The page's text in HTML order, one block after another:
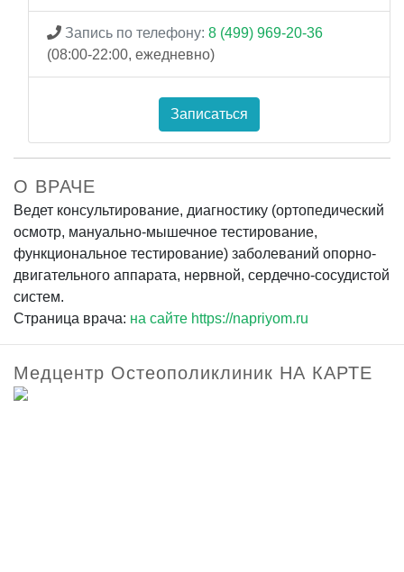
Запись по телефону: 8 (499) 969-20-36
(08:00-22:00, ежедневно)
Записаться
О ВРАЧЕ
Ведет консультирование, диагностику (ортопедический
осмотр, мануально-мышечное тестирование,
функциональное тестирование) заболеваний опорно-
двигательного аппарата, нервной, сердечно-сосудистой
систем.
Страница врача: на сайте https://napriyom.ru
Медцентр Остеополиклиник НА КАРТЕ